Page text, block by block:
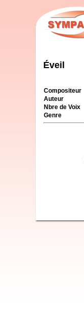
Éveil
Compositeur
Auteur
Nbre de Voix
Genre